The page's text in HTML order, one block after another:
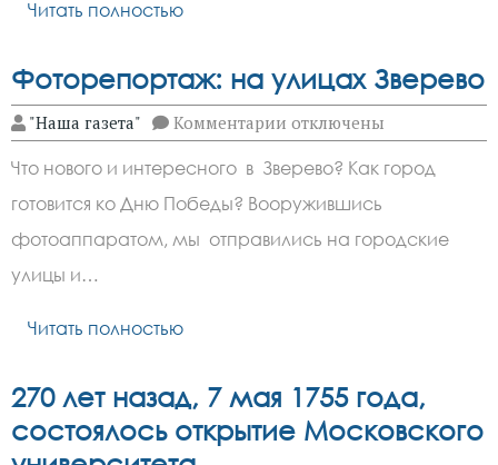
Читать полностью
Фоторепортаж: на улицах Зверево
"Наша газета" Комментарии к
записи
Фоторепортаж:
на
улицах
Зверево
отключены
Что нового и интересного в Зверево? Как город
готовится ко Дню Победы? Вооружившись
фотоаппаратом, мы отправились на городские
улицы и…
Читать полностью
270 лет назад, 7 мая 1755 года,
состоялось открытие Московского